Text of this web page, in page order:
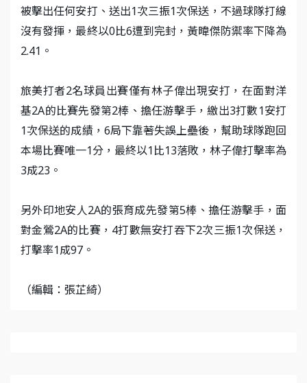
被擊出任何安打、送出1次三振1次保送，不過球隊打線
沒有發揮，最終以0比6遭到完封，黃暐傑防禦率下降為
2.41。
旅美打者2名球員出賽僅有林子偉出現安打，在面對洋
基2A的比賽先發第2棒、擔任游擊手，繳出3打數1安打
1次保送的成績，6局下靠著失誤上壘後，幫助球隊跑回
本場比賽唯一1分，最終以1比13落敗，林子偉打擊率為
3成23。
另外印地安人2A的張育成先發第5棒、擔任游擊手，面
對金鶯2A的比賽，4打數無安打吞下2次三振1次保送，
打擊率1成97。
（編輯：張芷綺）